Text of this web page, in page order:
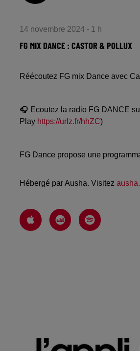
14 novembre 2024 - 1 h
FG MIX DANCE : CASTOR & POLLUX
Réécoutez FG mix Dance avec
🎧 Ecoutez la radio FG DANCE sur
Play https://urlz.fr/hhZC)
FG Dance propose une
Hébergé par Ausha. Visitez